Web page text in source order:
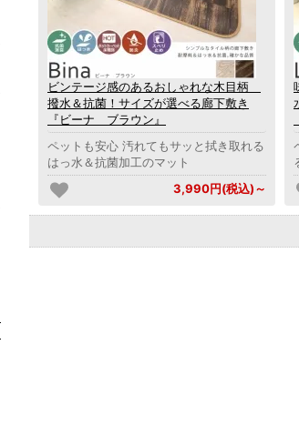
ビンテージ感のあるおしゃれな木目柄
撥水＆抗菌！サイズが選べる廊下敷き
『ビーナ ブラウン』
ペットも安心 汚れてもサッと拭き取れる
はっ水＆抗菌加工のマット
3,990円(税込)～